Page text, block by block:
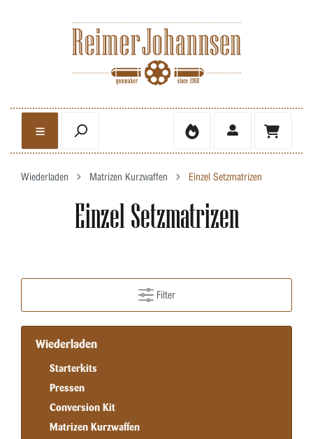
Wiederladen Matrizen Kurzwaffen Einzel Setzmatrizen
Einzel Setzmatrizen
Filter
Wiederladen
Starterkits
Pressen
Conversion Kit
Matrizen Kurzwaffen